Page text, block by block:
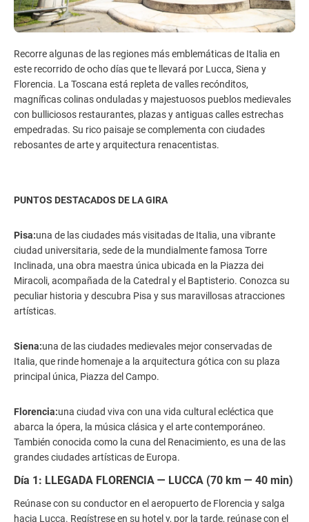
Recorre algunas de las regiones más emblemáticas de Italia en
este recorrido de ocho días que te llevará por Lucca, Siena y
Florencia. La Toscana está repleta de valles recónditos,
magníficas colinas onduladas y majestuosos pueblos medievales
con bulliciosos restaurantes, plazas y antiguas calles estrechas
empedradas. Su rico paisaje se complementa con ciudades
rebosantes de arte y arquitectura renacentistas.
PUNTOS DESTACADOS DE LA GIRA
Pisa:una de las ciudades más visitadas de Italia, una vibrante
ciudad universitaria, sede de la mundialmente famosa Torre
Inclinada, una obra maestra única ubicada en la Piazza dei
Miracoli, acompañada de la Catedral y el Baptisterio. Conozca su
peculiar historia y descubra Pisa y sus maravillosas atracciones
artísticas.
Siena:una de las ciudades medievales mejor conservadas de
Italia, que rinde homenaje a la arquitectura gótica con su plaza
principal única, Piazza del Campo.
Florencia:una ciudad viva con una vida cultural ecléctica que
abarca la ópera, la música clásica y el arte contemporáneo.
También conocida como la cuna del Renacimiento, es una de las
grandes ciudades artísticas de Europa.
Día 1: LLEGADA FLORENCIA — LUCCA (70 km — 40 min)
Reúnase con su conductor en el aeropuerto de Florencia y salga
hacia Lucca. Regístrese en su hotel y, por la tarde, reúnase con el